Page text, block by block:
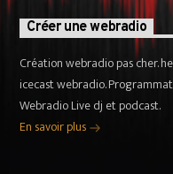
Créer une webradio
Création webradio pas cher.
icecast webradio.
Webradio Live dj et podcast.
En savoir plus